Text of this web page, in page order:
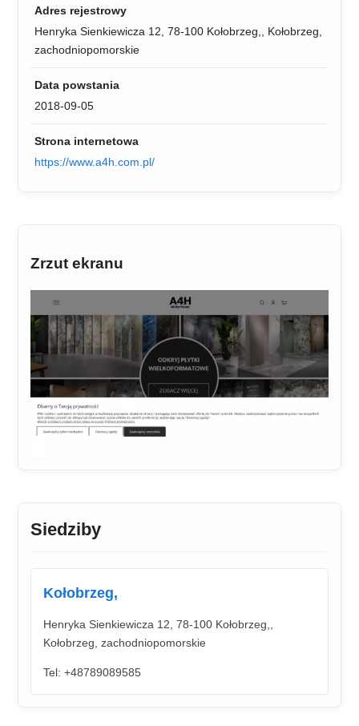
Adres rejestrowy
Henryka Sienkiewicza 12, 78-100 Kołobrzeg,, Kołobrzeg,
zachodniopomorskie
Data powstania
2018-09-05
Strona internetowa
https://www.a4h.com.pl/
Zrzut ekranu
Siedziby
Kołobrzeg,
Henryka Sienkiewicza 12, 78-100 Kołobrzeg,,
Kołobrzeg, zachodniopomorskie
Tel: +48789089585